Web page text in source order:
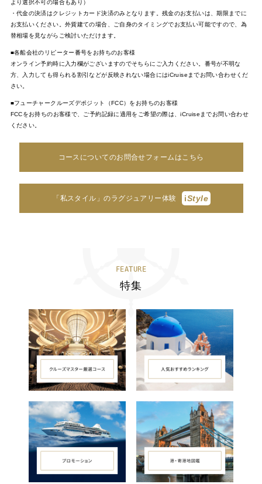
より選択不可の場合もあり）
・代金の決済はクレジットカード決済のみとなります。残金のお支払いは、期限までに
お支払いください。外貨建ての場合、ご自身のタイミングでお支払い可能ですので、為
替相場を見ながらご検討いただけます。
■各船会社のリピーター番号をお持ちのお客様
オンライン予約時に入力欄がございますのでそちらにご入力ください。番号が不明な
方、入力しても得られる割引などが反映されない場合にはiCruiseまでお問い合わせくだ
さい。
■フューチャークルーズデポジット（FCC）をお持ちのお客様
FCCをお持ちのお客様で、ご予約記録に適用をご希望の際は、iCruiseまでお問い合わせ
ください。
コースについてのお問合せフォームはこちら
「私スタイル」のラグジュアリー体験 iStyle
FEATURE
特集